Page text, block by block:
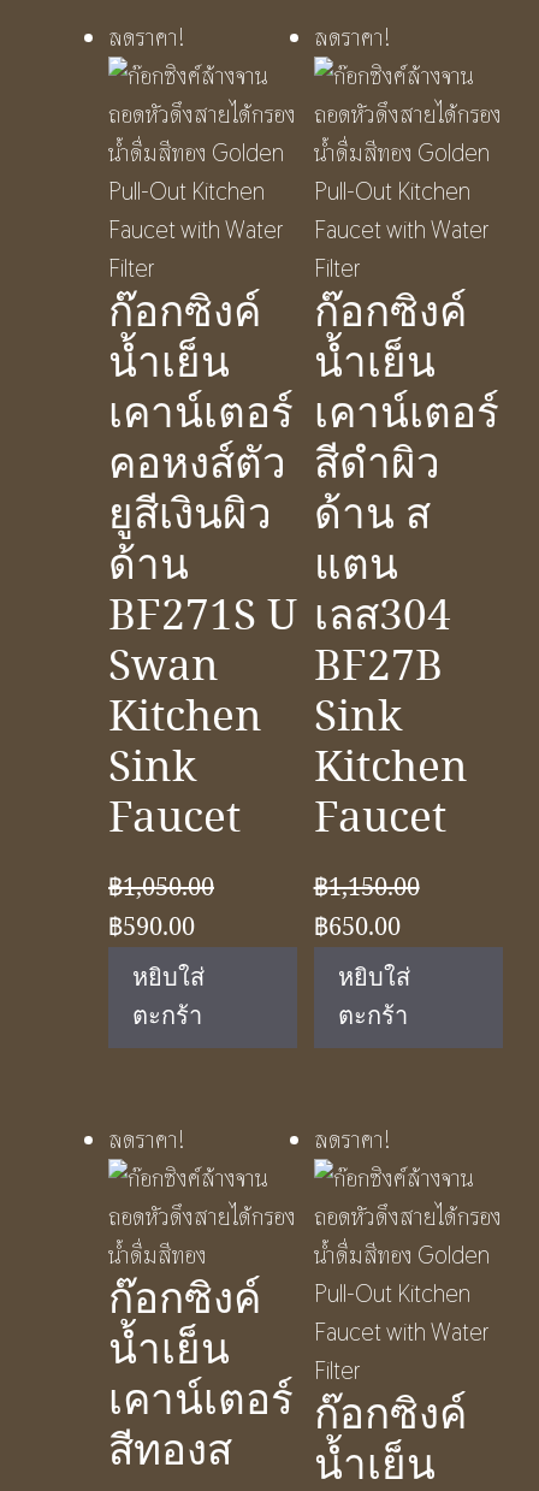
ลดราคา!
ก๊อกซิงค์
น้ำเย็น
เคาน์เตอร์
คอหงส์ตัว
ยูสีเงินผิว
ด้าน
BF271S U
Swan
Kitchen
Sink
Faucet
฿1,050.00
Original
price
was:
฿1,050.00.
฿590.00Current
price
is:
฿590.00.
หยิบใส่
ตะกร้า
ลดราคา!
ก๊อกซิงค์
น้ำเย็น
เคาน์เตอร์
สีดำผิว
ด้าน ส
แตน
เลส304
BF27B
Sink
Kitchen
Faucet
฿1,150.00
Original
price
was:
฿1,150.00.
฿650.00Current
price
is:
฿650.00.
หยิบใส่
ตะกร้า
ลดราคา!
ก๊อกซิงค์
น้ำเย็น
เคาน์เตอร์
สีทองส
ลดราคา!
ก๊อกซิงค์
น้ำเย็น